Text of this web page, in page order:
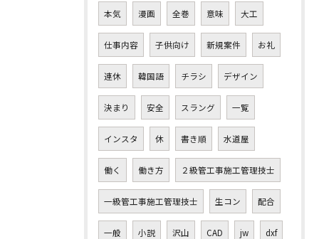
本気 漫画 全巻 意味 大工
仕事内容 子供向け 新規案件 お礼
連休 韓国語 チラシ デザイン
決まり 安全 スラング 一覧
インスタ 休 書き順 水道屋
働く 働き方 ２級管工事施工管理技士
一級管工事施工管理技士 生コン 配合
一般 小説 沢山 CAD jw dxf